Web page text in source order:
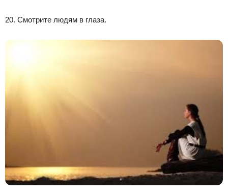
20. Смотрите людям в глаза.